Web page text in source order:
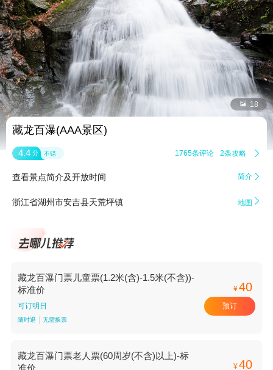
 18
藏龙百瀑(AAA景区)
4.4 分 不错 1765条评论 2条攻略 
查看景点简介及开放时间 简介 
浙江省湖州市安吉县天荒坪镇 地图 
藏龙百瀑门票儿童票(1.2米(含)-1.5米(不含))-
标准价
可订明日
随时退 无需换票
¥40
预订
藏龙百瀑门票老人票(60周岁(不含)以上)-标
准价
¥40
